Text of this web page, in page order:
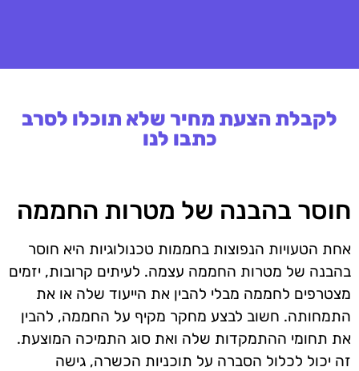
לקבלת הצעת מחיר שלא תוכלו לסרב
כתבו לנו
חוסר בהבנה של מטרות החממה
אחת הטעויות הנפוצות בחממות טכנולוגיות היא חוסר
בהבנה של מטרות החממה עצמה. לעיתים קרובות, יזמים
מצטרפים לחממה מבלי להבין את הייעוד שלה או את
התמחותה. חשוב לבצע מחקר מקיף על החממה, להבין
את תחומי ההתמקדות שלה ואת סוג התמיכה המוצעת.
זה יכול לכלול הסברה על תוכניות הכשרה, גישה